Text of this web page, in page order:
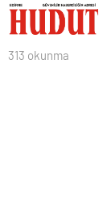
313 okunma